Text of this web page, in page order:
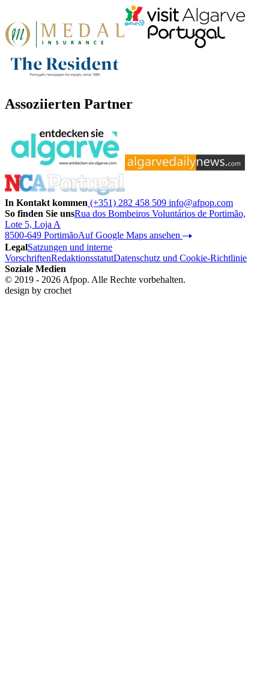
Assoziierten Partner
In Kontakt kommen (+351) 282 458 509 info@afpop.com
So finden Sie unsRua dos Bombeiros Voluntários de Portimão,
Lote 5, Loja A
8500-649 PortimãoAuf Google Maps ansehen
LegalSatzungen und interne
VorschriftenRedaktionsstatutDatenschutz und Cookie-Richtlinie
Soziale Medien
© 2019 - 2026 Afpop. Alle Rechte vorbehalten.
design by crochet